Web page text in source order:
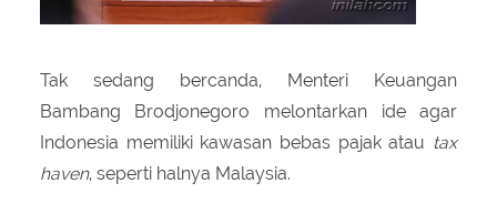
Tak sedang bercanda, Menteri Keuangan
Bambang Brodjonegoro melontarkan ide agar
Indonesia memiliki kawasan bebas pajak atau tax
haven, seperti halnya Malaysia.